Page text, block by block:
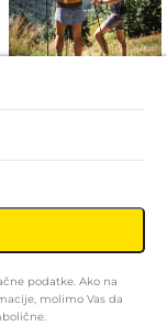
podatke. Ako na
molimo Vas da